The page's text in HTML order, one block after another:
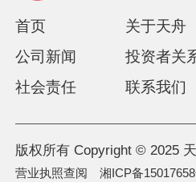
首页 关于天舟
公司新闻
投资者关
社会责任
联系我们
版权所有 Copyright © 2025
营业执照查阅 湘ICP备